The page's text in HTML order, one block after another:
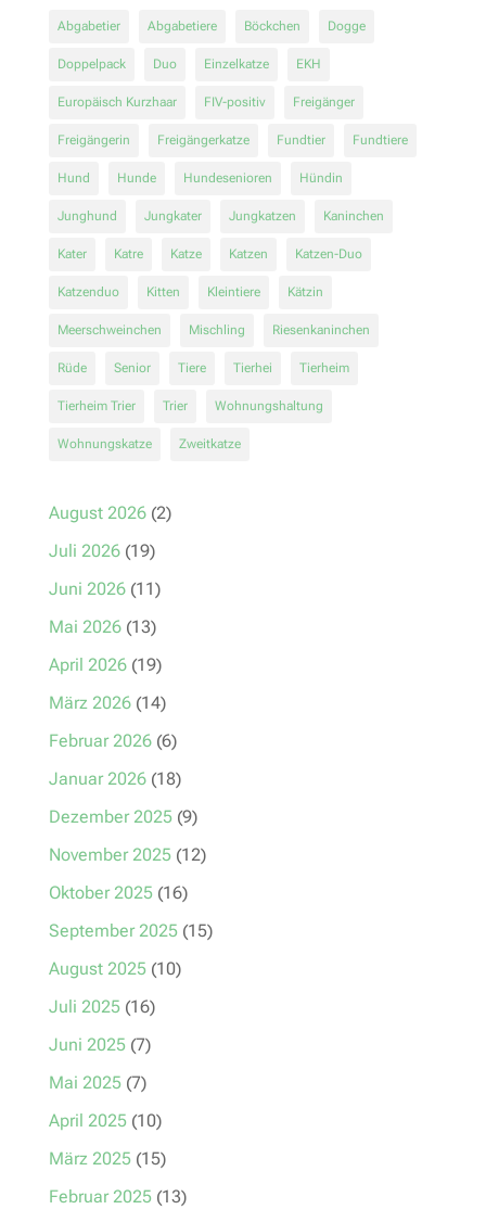
Abgabetier Abgabetiere Böckchen Dogge
Doppelpack Duo Einzelkatze EKH
Europäisch Kurzhaar FIV-positiv Freigänger
Freigängerin Freigängerkatze Fundtier Fundtiere
Hund Hunde Hundesenioren Hündin
Junghund Jungkater Jungkatzen Kaninchen
Kater Katre Katze Katzen Katzen-Duo
Katzenduo Kitten Kleintiere Kätzin
Meerschweinchen Mischling Riesenkaninchen
Rüde Senior Tiere Tierhei Tierheim
Tierheim Trier Trier Wohnungshaltung
Wohnungskatze Zweitkatze
August 2026(2)
Juli 2026(19)
Juni 2026(11)
Mai 2026(13)
April 2026(19)
März 2026(14)
Februar 2026(6)
Januar 2026(18)
Dezember 2025(9)
November 2025(12)
Oktober 2025(16)
September 2025(15)
August 2025(10)
Juli 2025(16)
Juni 2025(7)
Mai 2025(7)
April 2025(10)
März 2025(15)
Februar 2025(13)